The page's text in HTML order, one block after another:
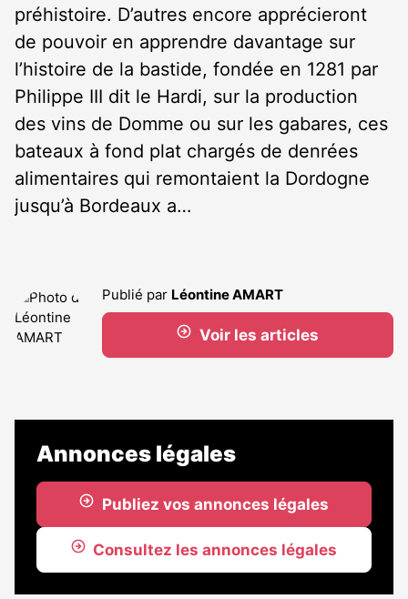
préhistoire. D’autres encore apprécieront
de pouvoir en apprendre davantage sur
l’histoire de la bastide, fondée en 1281 par
Philippe III dit le Hardi, sur la production
des vins de Domme ou sur les gabares, ces
bateaux à fond plat chargés de denrées
alimentaires qui remontaient la Dordogne
jusqu’à Bordeaux a…
Publié par Léontine AMART
Voir les articles
Annonces légales
Publiez vos annonces légales
Consultez les annonces légales